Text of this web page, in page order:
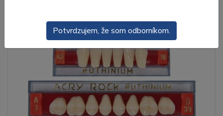
Potvrdzujem, že som odborníkom.